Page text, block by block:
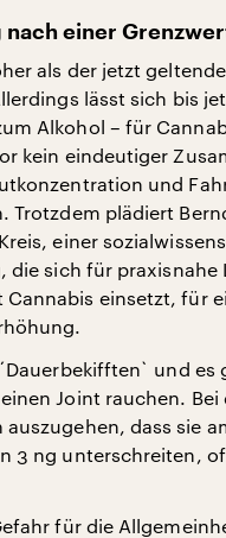
nach einer
als der jetzt
lässt sich bis
Alkohol – für
kein eindeutiger
und
Trotzdem plädiert
einer
die sich für praxisnahe
Cannabis einsetzt, für
und es
Joint rauchen. Bei
auszugehen, dass sie
3 ng unterschreiten,
für die